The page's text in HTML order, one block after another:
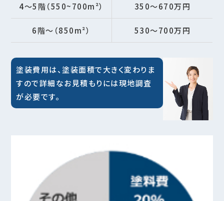
4～5階（550~700m²） 350～670万円
6階～（850m²） 530～700万円
塗装費用は、塗装面積で大きく変わりま
すので詳細なお見積もりには現地調査
が必要です。